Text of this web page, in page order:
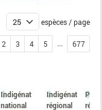
espèces / page
2 3 4 5 ... 677
Indigénat
national
Indigénat
régional